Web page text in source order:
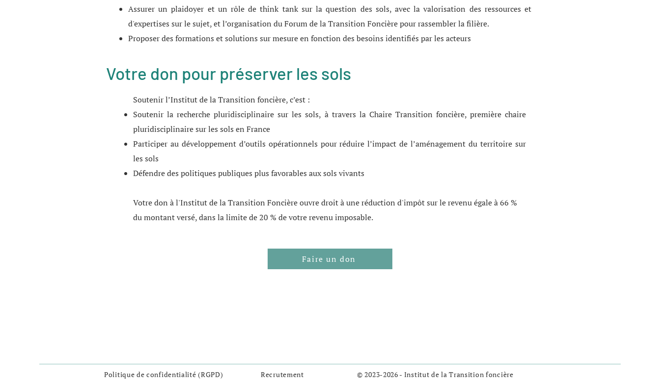
Assurer un plaidoyer et un rôle de think tank sur la question des sols, avec la valorisation des ressources et
d'expertises sur le sujet, et l’organisation du Forum de la Transition Foncière pour rassembler la filière.
Proposer des formations et solutions sur mesure en fonction des besoins identifiés par les acteurs
Votre don pour préserver les sols
Soutenir l’Institut de la Transition foncière, c’est :
Soutenir la recherche pluridisciplinaire sur les sols, à travers la Chaire Transition foncière, première chaire
pluridisciplinaire sur les sols en France
Participer au développement d’outils opérationnels pour réduire l’impact de l’aménagement du territoire sur
les sols
Défendre des politiques publiques plus favorables aux sols vivants
Votre don à l'Institut de la Transition Foncière ouvre droit à une réduction d'impôt sur le revenu égale à 66 %
du montant versé, dans la limite de 20 % de votre revenu imposable.
Faire un don
Politique de confidentialité (RGPD) Recrutement © 2023-2026 - Institut de la Transition foncière